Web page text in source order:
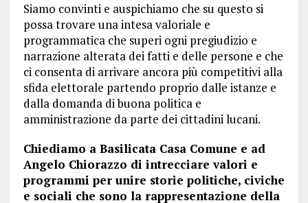
Siamo convinti e auspichiamo che su questo si
possa trovare una intesa valoriale e
programmatica che superi ogni pregiudizio e
narrazione alterata dei fatti e delle persone e che
ci consenta di arrivare ancora più competitivi alla
sfida elettorale partendo proprio dalle istanze e
dalla domanda di buona politica e
amministrazione da parte dei cittadini lucani.
Chiediamo a Basilicata Casa Comune e ad
Angelo Chiorazzo di intrecciare valori e
programmi per unire storie politiche, civiche
e sociali che sono la rappresentazione della